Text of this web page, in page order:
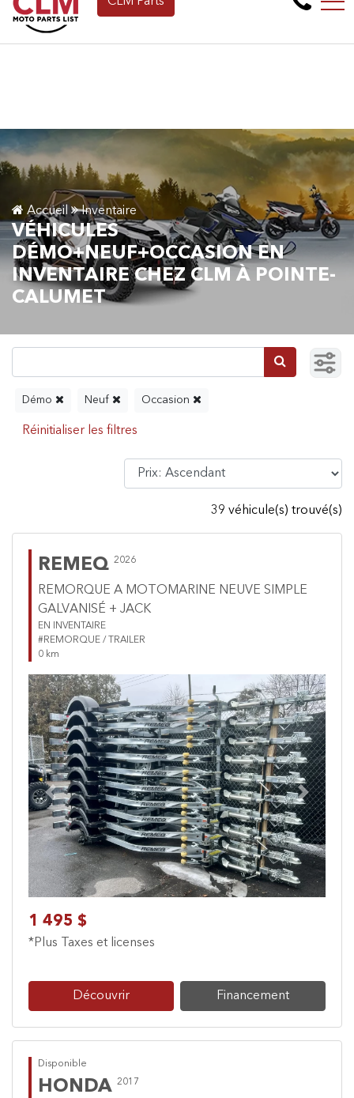
Faites une demande de Financement en ligne dès
265 Montée de la baie, Pointe-Calumet, QC, CA J0N 1G2
EN
Accueil Inventaire
VÉHICULES
DÉMO+NEUF+OCCASION EN
INVENTAIRE CHEZ CLM À POINTE-
CALUMET
Démo Neuf Occasion
39 véhicule(s) trouvé(s)
REMEQ 2026
REMORQUE A MOTOMARINE NEUVE SIMPLE
GALVANISÉ + JACK
EN INVENTAIRE
#REMORQUE / TRAILER
0 km
Previous Next
1 495 $
*Plus Taxes et licenses
Découvrir Financement
Disponible
HONDA 2017